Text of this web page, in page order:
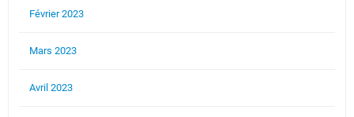
Février 2023
Mars 2023
Avril 2023